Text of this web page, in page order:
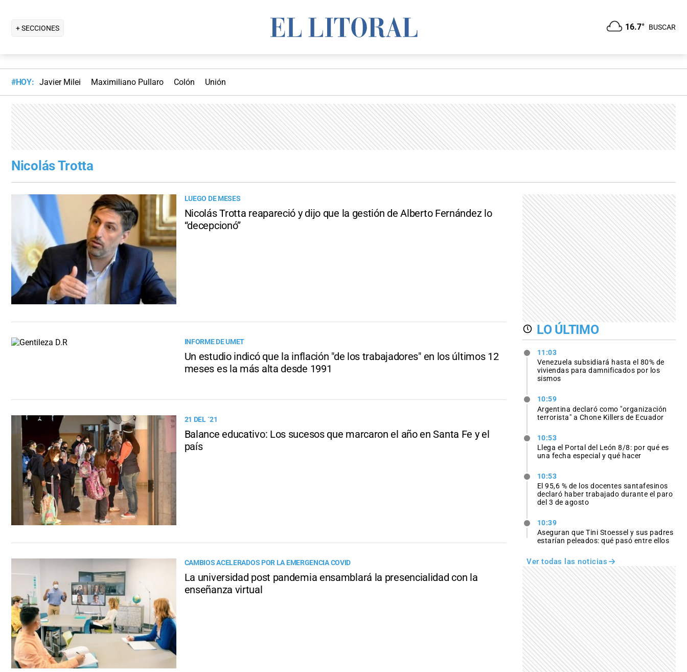
+ SECCIONES 16.7° BUSCAR
#HOY: Javier Milei Maximiliano Pullaro Colón Unión
Nicolás Trotta
LUEGO DE MESES
Nicolás Trotta reapareció y dijo que la gestión de Alberto Fernández lo
“decepcionó”
INFORME DE UMET
Un estudio indicó que la inflación "de los trabajadores" en los últimos 12
meses es la más alta desde 1991
21 DEL ´21
Balance educativo: Los sucesos que marcaron el año en Santa Fe y el
país
CAMBIOS ACELERADOS POR LA EMERGENCIA COVID
La universidad post pandemia ensamblará la presencialidad con la
enseñanza virtual
LO ÚLTIMO
11:03
Venezuela subsidiará hasta el 80% de
viviendas para damnificados por los
sismos
10:59
Argentina declaró como "organización
terrorista" a Chone Killers de Ecuador
10:53
Llega el Portal del León 8/8: por qué es
una fecha especial y qué hacer
10:53
El 95,6 % de los docentes santafesinos
declaró haber trabajado durante el paro
del 3 de agosto
10:39
Aseguran que Tini Stoessel y sus padres
estarían peleados: qué pasó entre ellos
Ver todas las noticias